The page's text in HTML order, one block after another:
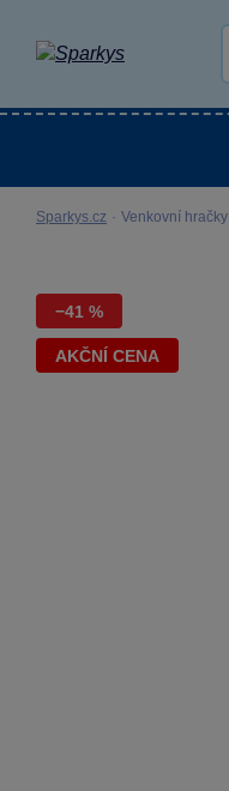
Sparkys.cz · Venkovní hračky
−41 %
AKČNÍ CENA